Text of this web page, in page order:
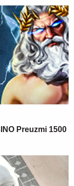
Preuzmi 1500